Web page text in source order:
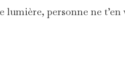
lumière, personne ne